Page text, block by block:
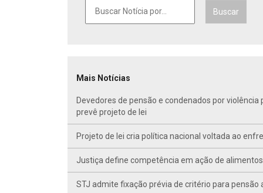
Buscar
Mais Notícias
Devedores de pensão e condenados por
prevê projeto de lei
Projeto de lei cria política nacional voltada ao
Justiça define competência em ação de
STJ admite fixação prévia de critério para